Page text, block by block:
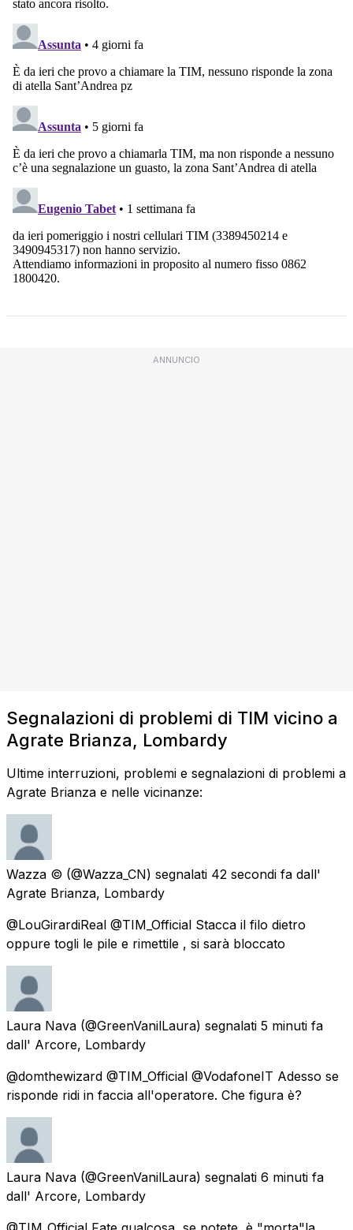
ANNUNCIO
Segnalazioni di problemi di TIM vicino a
Agrate Brianza, Lombardy
Ultime interruzioni, problemi e segnalazioni di problemi a
Agrate Brianza e nelle vicinanze:
Wazza © (@Wazza_CN) segnalati 42 secondi fa dall'
Agrate Brianza, Lombardy
@LouGirardiReal @TIM_Official Stacca il filo dietro
oppure togli le pile e rimettile , si sarà bloccato
Laura Nava (@GreenVanilLaura) segnalati 5 minuti fa
dall' Arcore, Lombardy
@domthewizard @TIM_Official @VodafoneIT Adesso se
risponde ridi in faccia all'operatore. Che figura è?
Laura Nava (@GreenVanilLaura) segnalati 6 minuti fa
dall' Arcore, Lombardy